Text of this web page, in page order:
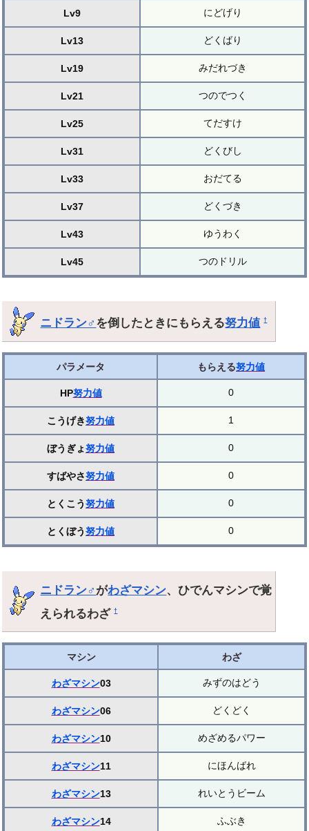
Lv9 にどげり
Lv13 どくばり
Lv19 みだれづき
Lv21 つのでつく
Lv25 てだすけ
Lv31 どくびし
Lv33 おだてる
Lv37 どくづき
Lv43 ゆうわく
Lv45 つのドリル
ニドラン♂ を倒したときにもらえる努力値 †
パラメータ もらえる努力値
HP努力値 0
こうげき努力値 1
ぼうぎょ努力値 0
すばやさ努力値 0
とくこう努力値 0
とくぼう努力値 0
ニドラン♂がわざマシン、ひでんマシンで覚
えられるわざ†
マシン わざ
わざマシン03 みずのはどう
わざマシン06 どくどく
わざマシン10 めざめるパワー
わざマシン11 にほんばれ
わざマシン13 れいとうビーム
わざマシン14 ふぶき